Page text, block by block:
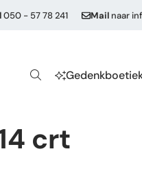
050 - 57 78 241 Mail naar
crt